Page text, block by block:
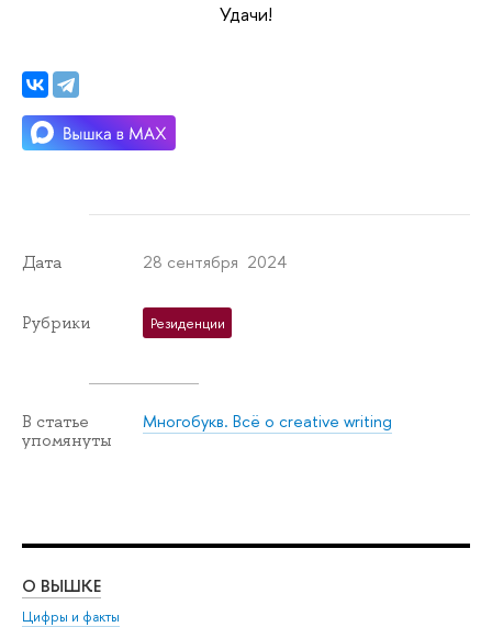
Удачи!
Дата 28 сентября 2024
Рубрики Резиденции
В статье
упомянуты
Многобукв. Всё о creative writing
О ВЫШКЕ
Цифры и факты